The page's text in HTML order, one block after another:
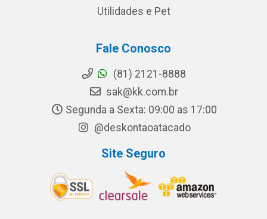
Utilidades e Pet
Fale Conosco
(81) 2121-8888
sak@kk.com.br
Segunda a Sexta: 09:00 as 17:00
@deskontaoatacado
Site Seguro